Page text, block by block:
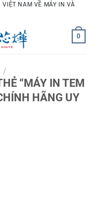
VIỆT NAM VỀ MÁY IN VÀ
0
/
“MÁY IN TEM
HÃNG UY